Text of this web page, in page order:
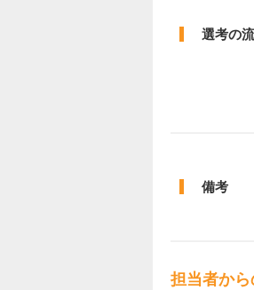
選考の
備考
担当者か